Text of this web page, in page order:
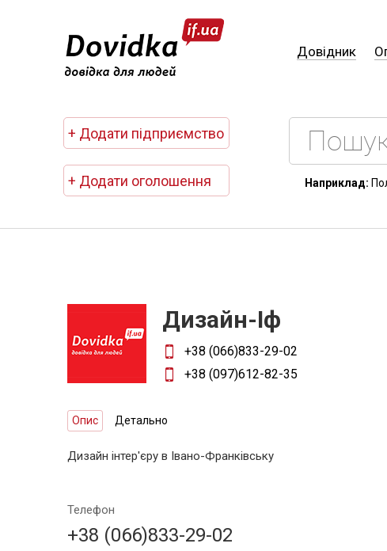
Довідник
+ Додати підприємство
+ Додати оголошення Наприклад:
Дизайн-Іф
+38 (066)833-29-02
+38 (097)612-82-35
Опис Детально
Дизайн інтер'єру в Івано-Франківську
Телефон
+38 (066)833-29-02